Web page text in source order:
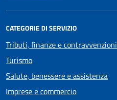
CATEGORIE DI SERVIZIO
Tributi, finanze e contravvenzioni
Turismo
Salute, benessere e assistenza
Imprese e commercio